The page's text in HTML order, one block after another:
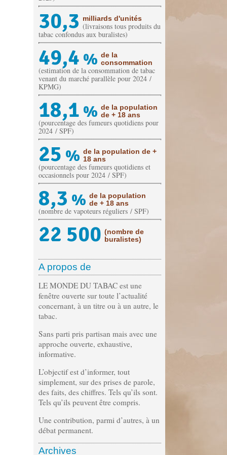
30,3 milliards d'unités
(livraisons tous produits du
tabac confondus aux buralistes)
49,4 % de la
consommation
(estimation de la consommation de tabac
venant du marché parallèle pour 2024 /
KPMG)
18,1 % de la population
de + 18 ans
(pourcentage des fumeurs quotidiens pour
2024 / SPF)
25 % de la population de +
18 ans
(pourcentage des fumeurs quotidiens et
occasionnels pour 2024 / SPF)
8,3 % de la population
de + 18 ans
(nombre de vapoteurs réguliers / SPF)
22 500 (nombre de
buralistes)
A propos de
LE MONDE DU TABAC est une
fenêtre ouverte sur toute l’actualité
concernant, à un titre ou à un autre, le
tabac.
Sans parti pris partisan mais avec une
approche ouverte, exhaustive,
informative.
L’objectif est d’informer, tout
simplement, sur des prises de parole,
des faits, des chiffres. Tels qu’ils sont.
Tels qu’ils peuvent être compris.
Une contribution, parmi d’autres, à un
débat permanent.
Archives